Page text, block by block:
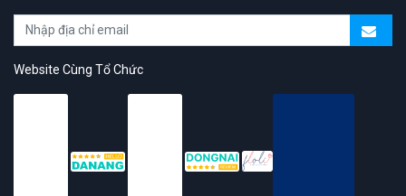
Website Cùng Tổ Chức
topAZ Review vinh dự được người dùng bình chọn là nền tảng có
trải nghiệm tốt & chất lượng